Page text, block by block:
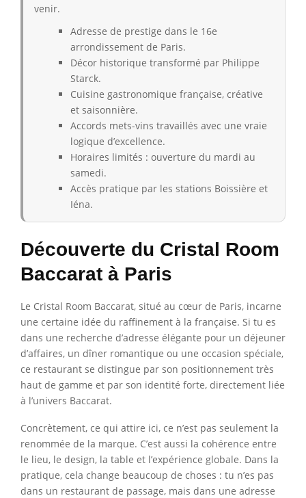
venir.
Adresse de prestige dans le 16e
arrondissement de Paris.
Décor historique transformé par Philippe
Starck.
Cuisine gastronomique française, créative
et saisonnière.
Accords mets-vins travaillés avec une vraie
logique d’excellence.
Horaires limités : ouverture du mardi au
samedi.
Accès pratique par les stations Boissière et
Iéna.
Découverte du Cristal Room
Baccarat à Paris
Le Cristal Room Baccarat, situé au cœur de Paris, incarne
une certaine idée du raffinement à la française. Si tu es
dans une recherche d’adresse élégante pour un déjeuner
d’affaires, un dîner romantique ou une occasion spéciale,
ce restaurant se distingue par son positionnement très
haut de gamme et par son identité forte, directement liée
à l’univers Baccarat.
Concrètement, ce qui attire ici, ce n’est pas seulement la
renommée de la marque. C’est aussi la cohérence entre
le lieu, le design, la table et l’expérience globale. Dans la
pratique, cela change beaucoup de choses : tu n’es pas
dans un restaurant de passage, mais dans une adresse